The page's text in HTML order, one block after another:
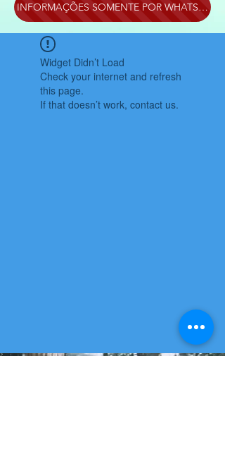
INFORMAÇÕES SOMENTE POR WHATSAPP
Widget Didn’t Load
Check your internet and refresh
this page.
If that doesn’t work, contact us.